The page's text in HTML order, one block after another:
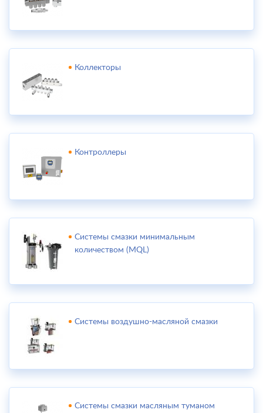
Коллекторы
Контроллеры
Системы смазки минимальным
количеством (MQL)
Системы воздушно-масляной смазки
Системы смазки масляным туманом